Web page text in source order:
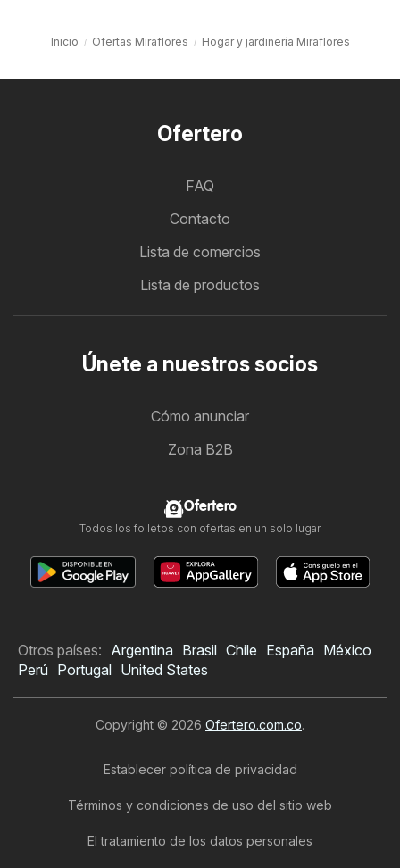
Inicio Ofertas Miraflores Hogar y jardinería Miraflores
Ofertero
FAQ
Contacto
Lista de comercios
Lista de productos
Únete a nuestros socios
Cómo anunciar
Zona B2B
Ofertero
Todos los folletos con ofertas en un solo lugar
Otros países: Argentina Brasil Chile España México
Perú Portugal United States
Copyright © 2026 Ofertero.com.co.
Establecer política de privacidad
Términos y condiciones de uso del sitio web
El tratamiento de los datos personales